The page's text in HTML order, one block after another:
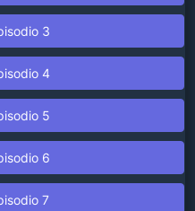
3
4
5
6
7